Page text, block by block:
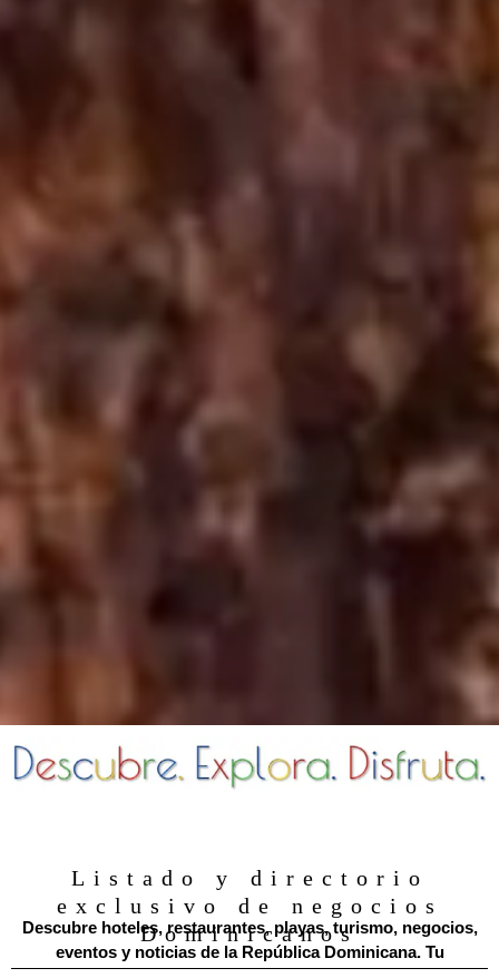
Listado y directorio
exclusivo de negocios
Dominicanos
Descubre hoteles, restaurantes, playas, turismo, negocios,
eventos y noticias de la República Dominicana. Tu